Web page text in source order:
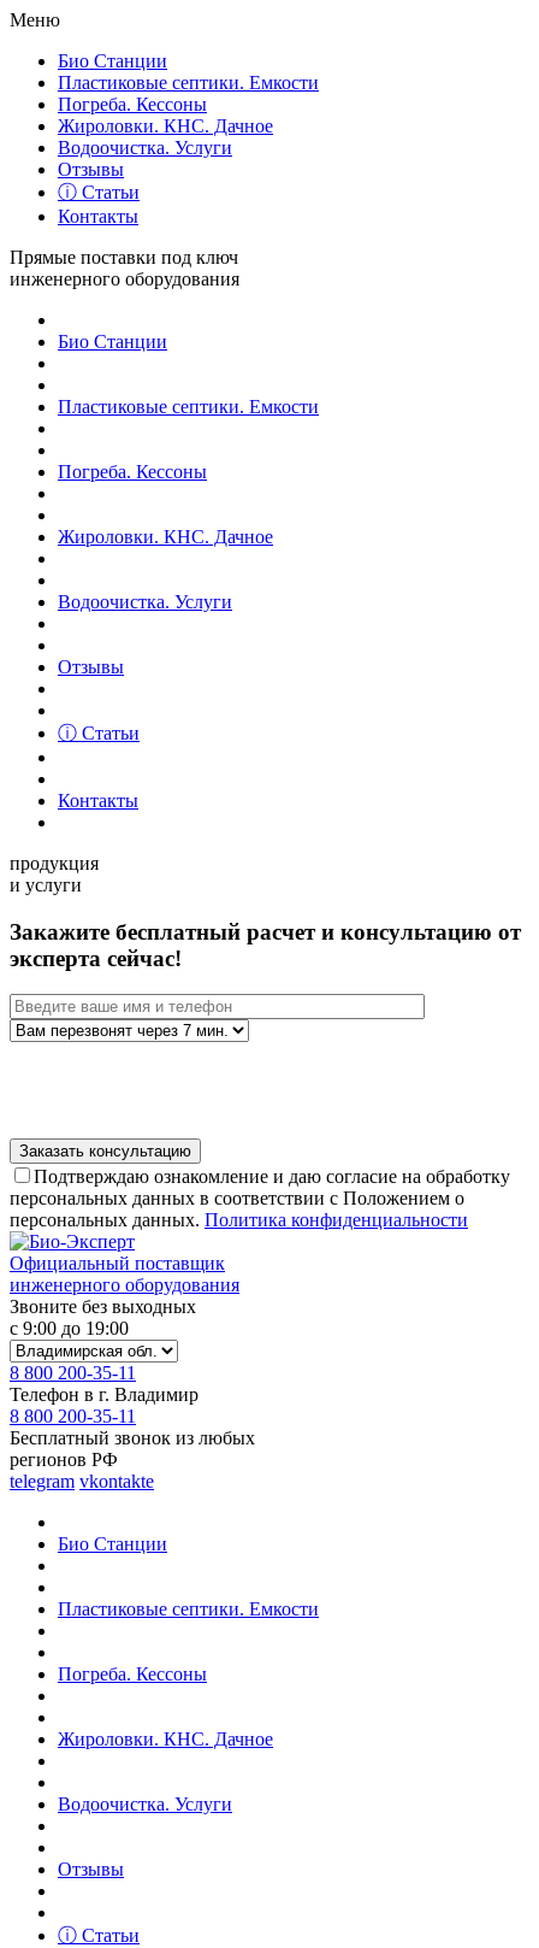
Меню
Био Станции
Пластиковые септики. Емкости
Погреба. Кессоны
Жироловки. КНС. Дачное
Водоочистка. Услуги
Отзывы
ⓘ Статьи
Контакты
Прямые поставки под ключ
инженерного оборудования
Био Станции
Пластиковые септики. Емкости
Погреба. Кессоны
Жироловки. КНС. Дачное
Водоочистка. Услуги
Отзывы
ⓘ Статьи
Контакты
продукция
и услуги
Закажите бесплатный расчет и консультацию от
эксперта сейчас!
Подтверждаю ознакомление и даю согласие на обработку
персональных данных в соответствии с Положением о
персональных данных. Политика конфиденциальности
Официальный поставщик
инженерного оборудования
Звоните без выходных
с 9:00 до 19:00
8 800 200-35-11
Телефон в г. Владимир
8 800 200-35-11
Бесплатный звонок из любых
регионов РФ
telegram vkontakte
Био Станции
Пластиковые септики. Емкости
Погреба. Кессоны
Жироловки. КНС. Дачное
Водоочистка. Услуги
Отзывы
ⓘ Статьи